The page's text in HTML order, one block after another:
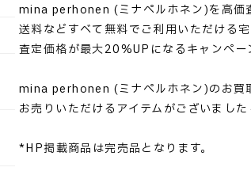
mina perhonen (ミナペルホネン)を高価
送料などすべて無料でご利用いただける宅
査定価格が最大20%UPになるキャンペー
mina perhonen (ミナペルホネン)のお買
お売りいただけるアイテムがございまし
*HP掲載商品は完売品となります。